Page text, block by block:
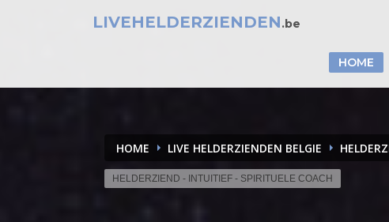
LIVEHELDERZIENDEN.be
HOME
HOME LIVE HELDERZIENDEN BELGIE
HELDERZIEND - INTUITIEF - SPIRITUELE COACH